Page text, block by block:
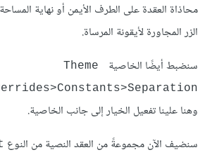
محاذاة العقدة على الطرف الأيمن أو نهاية
الزر المجاورة لأيقونة المرساة.
سنضبط أيضًا الخاصية
Theme
وهنا علينا تفعيل الخيار إلى جانب الخاصية.
سنضيف الآن مجموعةً من العقد النصية من النوع